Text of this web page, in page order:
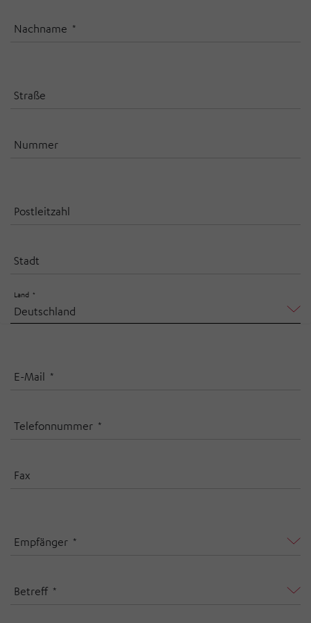
Nachname
Straße
Nummer
Postleitzahl
Stadt
Land
E-Mail
Telefonnummer
Fax
Empfänger
Betreff